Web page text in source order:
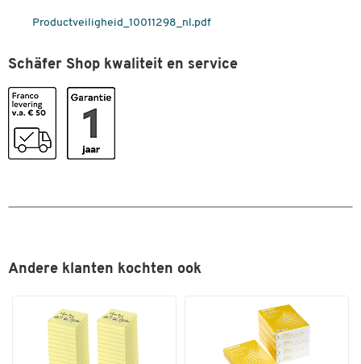
Productveiligheid_10011298_nl.pdf
Schäfer Shop kwaliteit en service
Andere klanten kochten ook